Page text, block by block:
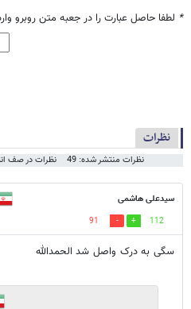
* لطفا حاصل عبارت را در جعبه متن روبرو
نظرات
نظرات منتشر شده: 49 نظرات در صف
سیدعلی هاشمی
112
91
سگی به درک واصل شد الحمدالله